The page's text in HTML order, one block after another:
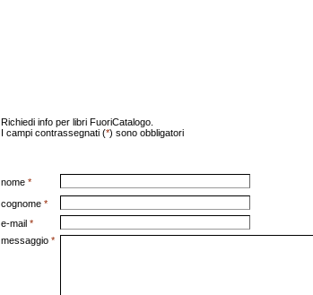
Richiedi info per libri FuoriCatalogo.
I campi contrassegnati (*) sono obbligatori
nome *
cognome *
e-mail *
messaggio *